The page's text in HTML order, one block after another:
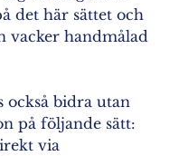
det här sättet och
vacker handmålad
också bidra utan
på följande sätt:
via